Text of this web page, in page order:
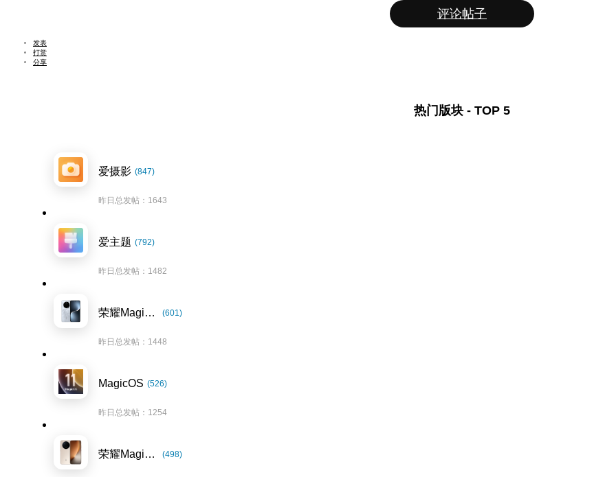
评论帖子
发表
打赏
分享
热门版块 - TOP 5
爱摄影 (847)
昨日总发帖：1643
爱主题 (792)
昨日总发帖：1482
荣耀Magic7系列 (601)
昨日总发帖：1448
MagicOS (526)
昨日总发帖：1254
荣耀Magic8系列 (498)